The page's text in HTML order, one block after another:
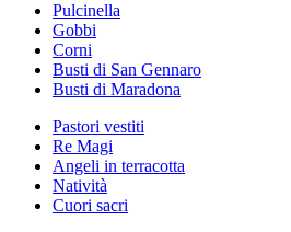
Pulcinella
Gobbi
Corni
Busti di San Gennaro
Busti di Maradona
Pastori vestiti
Re Magi
Angeli in terracotta
Natività
Cuori sacri